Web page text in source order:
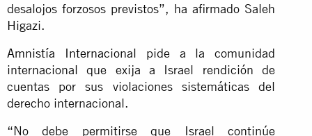
desalojos forzosos previstos”, ha afirmado Saleh
Higazi.
Amnistía Internacional pide a la comunidad
internacional que exija a Israel rendición de
cuentas por sus violaciones sistemáticas del
derecho internacional.
“No debe permitirse que Israel continúe